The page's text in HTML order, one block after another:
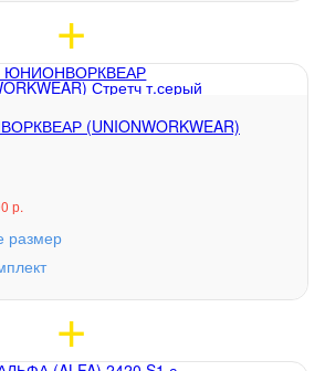
(UNIONWORKWEAR)
р.
размер